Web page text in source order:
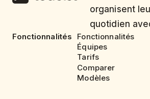
organisent
quotidien
Fonctionnalités
Fonctionnalités
Équipes
Tarifs
Comparer
Modèles